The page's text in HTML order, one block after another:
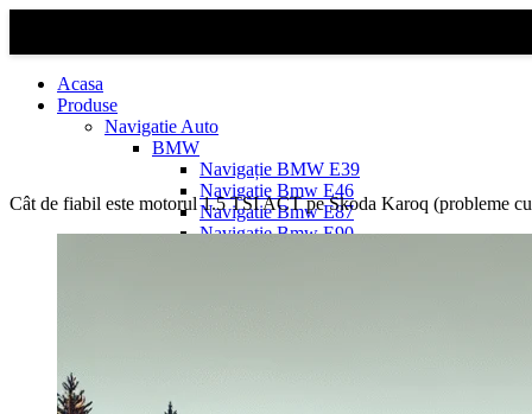
Acasa
Produse
Navigatie Auto
BMW
Navigație BMW E39
Navigatie Bmw E46
Navigatie Bmw E87
Navigatie Bmw E90
Cât de fiabil este motorul 1.5 TSI ACT pe Skoda Karoq (probleme